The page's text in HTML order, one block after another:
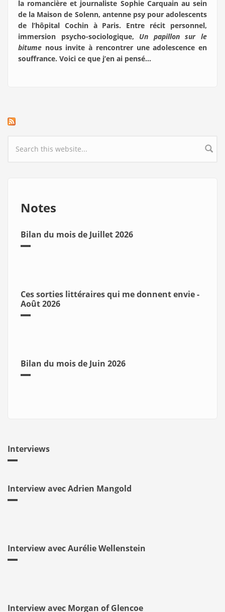
la romancière et journaliste Sophie Carquain au sein
de la Maison de Solenn, antenne psy pour adolescents
de l’hôpital Cochin à Paris. Entre récit personnel,
immersion psycho-sociologique, Un papillon sur le
bitume nous invite à rencontrer une adolescence en
souffrance. Voici ce que j’en ai pensé…
Search form
Notes
Bilan du mois de Juillet 2026
Ces sorties littéraires qui me donnent envie -
Août 2026
Bilan du mois de Juin 2026
Interviews
Interview avec Adrien Mangold
Interview avec Aurélie Wellenstein
Interview avec Morgan of Glencoe